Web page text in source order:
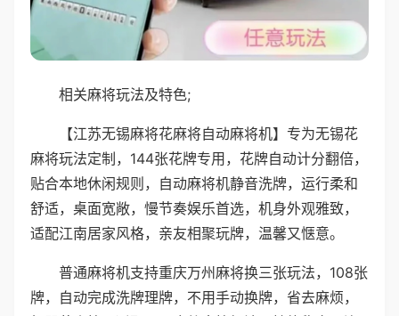
相关麻将玩法及特色;
【江苏无锡麻将花麻将自动麻将机】专为无锡花
麻将玩法定制，144张花牌专用，花牌自动计分翻倍，
贴合本地休闲规则，自动麻将机静音洗牌，运行柔和
舒适，桌面宽敞，慢节奏娱乐首选，机身外观雅致，
适配江南居家风格，亲友相聚玩牌，温馨又惬意。
普通麻将机支持重庆万州麻将换三张玩法，108张
牌，自动完成洗牌理牌，不用手动换牌，省去麻烦，